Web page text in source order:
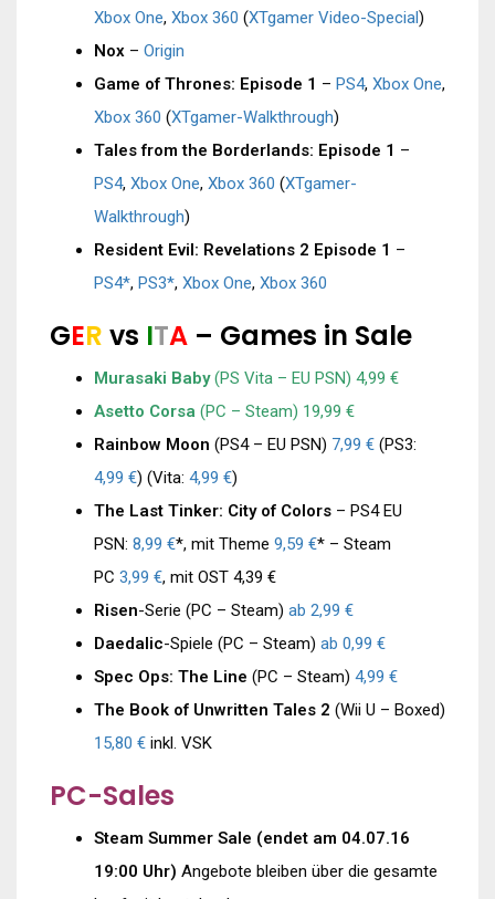
Xbox One, Xbox 360 (XTgamer Video-Special)
Nox – Origin
Game of Thrones: Episode 1 – PS4, Xbox One,
Xbox 360 (XTgamer-Walkthrough)
Tales from the Borderlands: Episode 1 –
PS4, Xbox One, Xbox 360 (XTgamer-
Walkthrough)
Resident Evil: Revelations 2 Episode 1 –
PS4*, PS3*, Xbox One, Xbox 360
GER vs ITA – Games in Sale
Murasaki Baby(PS Vita – EU PSN) 4,99 €
Asetto Corsa (PC – Steam) 19,99 €
Rainbow Moon (PS4 – EU PSN) 7,99 € (PS3:
4,99 €) (Vita: 4,99 €)
The Last Tinker: City of Colors – PS4 EU
PSN: 8,99 €*, mit Theme 9,59 €* – Steam
PC 3,99 €, mit OST 4,39 €
Risen-Serie (PC – Steam) ab 2,99 €
Daedalic-Spiele (PC – Steam) ab 0,99 €
Spec Ops: The Line (PC – Steam) 4,99 €
The Book of Unwritten Tales 2 (Wii U – Boxed)
15,80 € inkl. VSK
PC-Sales
Steam Summer Sale (endet am 04.07.16
19:00 Uhr) Angebote bleiben über die gesamte